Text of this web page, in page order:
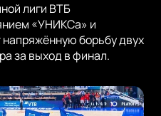
лиги ВТБ
«УНИКСа» и
борьбу двух
за выход в финал.